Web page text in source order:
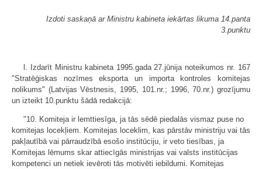
Izdoti saskaņā ar Ministru kabineta iekārtas likuma 14.panta
3.punktu
l. Izdarīt Ministru kabineta 1995.gada 27.jūnija noteikumos nr. 167
"Stratēģiskas nozīmes eksporta un importa kontroles komitejas
nolikums" (Latvijas Vēstnesis, 1995, 101.nr.; 1996, 70.nr.) grozījumu
un izteikt 10.punktu šādā redakcijā:
"10. Komiteja ir lemttiesīga, ja tās sēdē piedalās vismaz puse no
komitejas locekļiem. Komitejas loceklim, kas pārstāv ministriju vai tās
pakļautībā vai pārraudzībā esošo institūciju, ir veto tiesības, ja
Komitejas lēmums skar attiecīgās ministrijas vai valsts institūcijas
kompetenci un netiek ievēroti tās motivēti iebildumi. Komitejas